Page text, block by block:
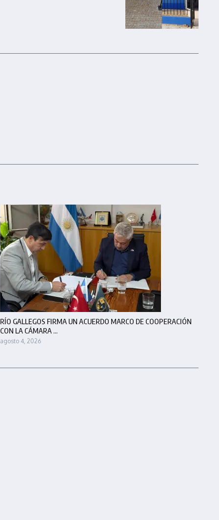
RÍO GALLEGOS FIRMA UN ACUERDO MARCO DE COOPERACIÓN
CON LA CÁMARA ...
agosto 4, 2026